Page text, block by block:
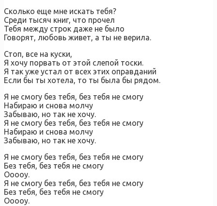
Сколько еще мне искать тебя?
Среди тысяч книг, что прочел
Тебя между строк даже не было
Говорят, любовь живет, а ты не верила.
Стоп, все на куски,
Я хочу порвать от этой слепой тоски.
Я так уже устал от всех этих оправданий
Если бы ты хотела, то ты была бы рядом.
Я не смогу без тебя, без тебя не смогу
Набираю и снова молчу
Забываю, но так не хочу.
Я не смогу без тебя, без тебя не смогу
Набираю и снова молчу
Забываю, но так не хочу.
Я не смогу без тебя, без тебя не смогу
Без тебя, без тебя не смогу
Ооооу.
Я не смогу без тебя, без тебя не смогу
Без тебя, без тебя не смогу
Ооооу.